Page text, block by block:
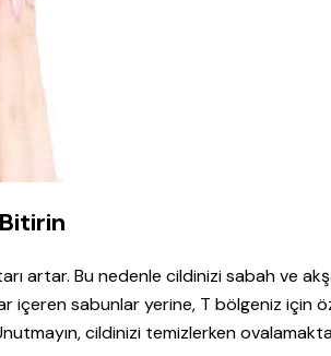
artar. Bu nedenle cildinizi sabah ve
içeren sabunlar yerine, T bölgeniz için
cildinizi temizlerken ovalamaktan